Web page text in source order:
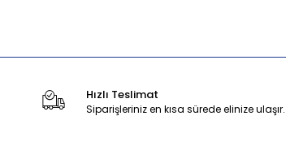
Hızlı Teslimat
Siparişleriniz en kısa sürede elinize ulaşır.